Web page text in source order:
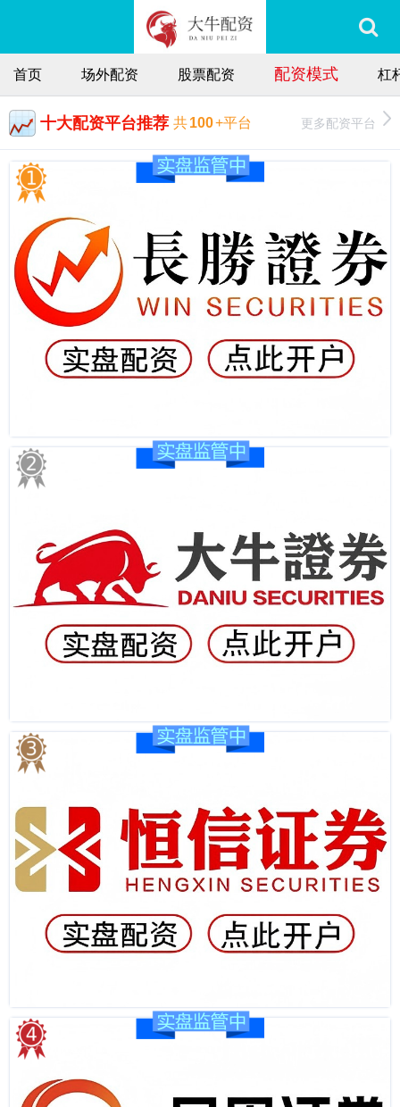
首页 场外配资 股票配资 配资模式 杠
十大配资平台推荐 共100+平台 更多配资平台